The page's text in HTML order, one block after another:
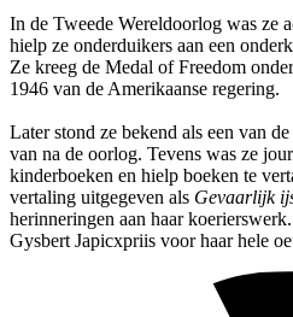
In de Tweede Wereldoorlog was ze
hielp ze onderduikers aan een
Ze kreeg de Medal of Freedom
1946 van de Amerikaanse regering.
Later stond ze bekend als een van
van na de oorlog. Tevens was ze
kinderboeken en hielp boeken te
vertaling uitgegeven als Gevaarlijk
herinneringen aan haar
Gysbert Japicxpriis voor haar hele